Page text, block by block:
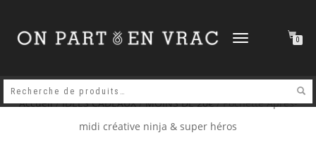
DÉPLIER
0
Accueil/IDEES CADEAUX/MOINS DE 20€/ Pochette Après-
midi créative ninja & super héros